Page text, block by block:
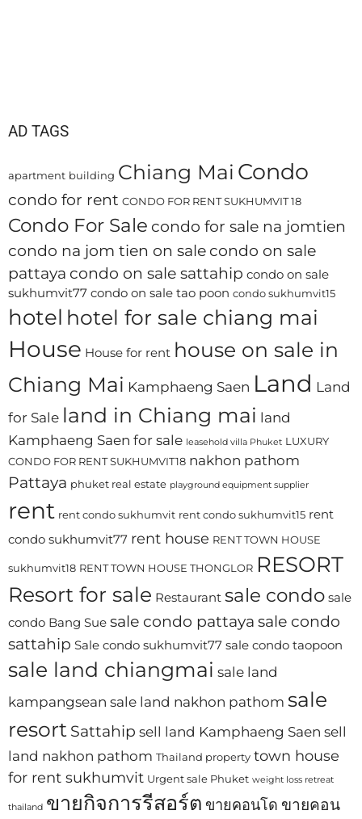
AD TAGS
apartment building Chiang Mai Condo
condo for rent CONDO FOR RENT SUKHUMVIT 18
Condo For Sale condo for sale na jomtien
condo na jom tien on sale condo on sale
pattaya condo on sale sattahip condo on sale
sukhumvit77 condo on sale tao poon condo sukhumvit15
hotel hotel for sale chiang mai
House House for rent house on sale in
Chiang Mai Kamphaeng Saen Land Land
for Sale land in Chiang mai land
Kamphaeng Saen for sale leasehold villa Phuket LUXURY
CONDO FOR RENT SUKHUMVIT18 nakhon pathom
Pattaya phuket real estate playground equipment supplier
rent rent condo sukhumvit rent condo sukhumvit15 rent
condo sukhumvit77 rent house RENT TOWN HOUSE
sukhumvit18 RENT TOWN HOUSE THONGLOR RESORT
Resort for sale Restaurant sale condo sale
condo Bang Sue sale condo pattaya sale condo
sattahip Sale condo sukhumvit77 sale condo taopoon
sale land chiangmai sale land
kampangsean sale land nakhon pathom sale
resort Sattahip sell land Kamphaeng Saen sell
land nakhon pathom Thailand property town house
for rent sukhumvit Urgent sale Phuket weight loss retreat
thailand ขายกิจการรีสอร์ต ขายคอนโด ขายคอน